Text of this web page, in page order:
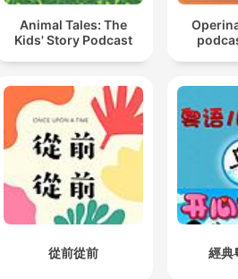
Animal Tales: The
Kids' Story Podcast
從前從前 經典